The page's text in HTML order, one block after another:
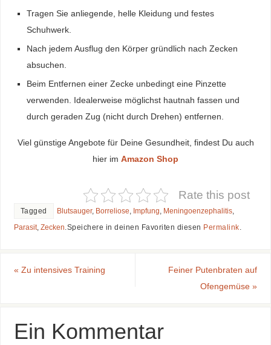
Tragen Sie anliegende, helle Kleidung und festes
Schuhwerk.
Nach jedem Ausflug den Körper gründlich nach Zecken
absuchen.
Beim Entfernen einer Zecke unbedingt eine Pinzette
verwenden. Idealerweise möglichst hautnah fassen und
durch geraden Zug (nicht durch Drehen) entfernen.
Viel günstige Angebote für Deine Gesundheit, findest Du auch
hier im Amazon Shop
Rate this post
Tagged Blutsauger, Borreliose, Impfung, Meningoenzephalitis,
Parasit, Zecken.Speichere in deinen Favoriten diesen Permalink.
« Zu intensives Training
Feiner Putenbraten auf
Ofengemüse»
Ein Kommentar